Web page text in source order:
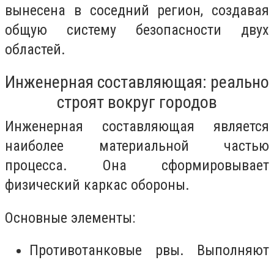
вынесена в соседний регион, создавая
общую систему безопасности двух
областей.
Инженерная составляющая: реально
строят вокруг городов
Инженерная составляющая является
наиболее материальной частью
процесса. Она сформировывает
физический каркас обороны.
Основные элементы:
Противотанковые рвы. Выполняют